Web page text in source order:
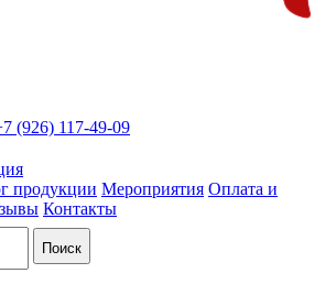
(926) 117-49-09
продукции Мероприятия Оплата и
Контакты